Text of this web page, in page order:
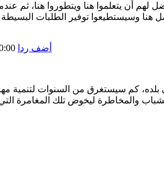
لهم أن يتعلموا هنا ويتطوروا هنا، ثم
وسيستطيعوا توفير الطلبات البسيطة
أضف ردا
كم سيستغرق من السنوات لتنمية